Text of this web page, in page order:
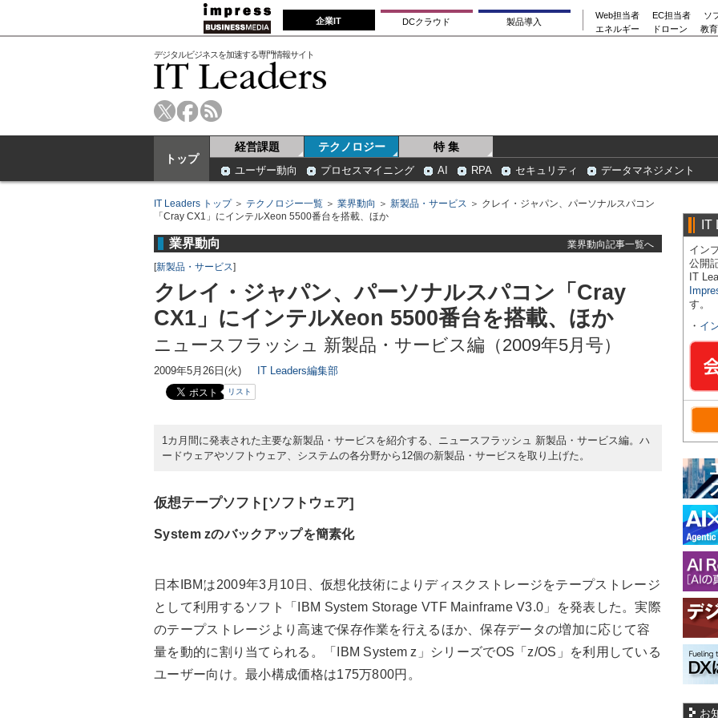
企業IT DCクラウド 製品導入
Web担当者 EC担当者
ソ
エネルギー
ドローン 教
デジタルビジネスを加速する専門情報サイト
トップ
経営課題 テクノロジー 特 集
ユーザー動向 プロセスマイニング AI RPA セキュリティ データマネジメント
IT Leaders トップ＞ テクノロジー一覧 ＞ 業界動向 ＞ 新製品・サービス ＞ クレイ・ジャパン、パーソナルスパコン
「Cray CX1」にインテルXeon 5500番台を搭載、ほか
業界動向
業界動向記事一覧へ
[新製品・サービス]
クレイ・ジャパン、パーソナルスパコン「Cray
CX1」にインテルXeon 5500番台を搭載、ほか
ニュースフラッシュ 新製品・サービス編（2009年5月号）
2009年5月26日(火) IT Leaders編集部
リスト
1カ月間に発表された主要な新製品・サービスを紹介する、ニュースフラッシュ 新製品・サービス編。ハ
ードウェアやソフトウェア、システムの各分野から12個の新製品・サービスを取り上げた。
仮想テープソフト[ソフトウェア]
System zのバックアップを簡素化
日本IBMは2009年3月10日、仮想化技術によりディスクストレージをテープストレージ
として利用するソフト「IBM System Storage VTF Mainframe V3.0」を発表した。実際
のテープストレージより高速で保存作業を行えるほか、保存データの増加に応じて容
量を動的に割り当てられる。「IBM System z」シリーズでOS「z/OS」を利用している
ユーザー向け。最小構成価格は175万800円。
IT
イン
公開
IT
す。
・ イ
お